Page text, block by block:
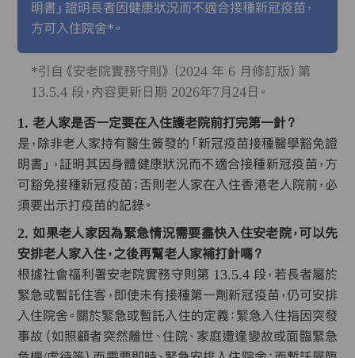
明書」證明長者因健康狀況而不適合接種新冠疫苗，
方可入住院舍*。
*引自《安老院實務守則》（2024 年 6 月修訂版）第
13.5.4 段，內容更新日期 2026年7月24日。
1. 老人家是否一定要在入住護老院前打完第一針？
是，除非老人家持有醫生簽發的「新冠疫苗接種醫學豁免證
明書」，証明其因身體健康狀況而不適合接種新冠疫苗，方
可豁免接種新冠疫苗；否則老人家在入住香港老人院前，必
須要出示打疫苗的記錄。
2. 如果老人家因為緊急情況需要盡快入住安老院，可以先
安排老人家入住，之後再幫老人家補打針嗎？
根據社會福利署安老院實務守則第 13.5.4 段，若長者屬於
緊急或暫託住客，即使未有接種第一劑新冠疫苗，仍可安排
入住院舍。關於緊急或暫託入住的定義：緊急入住指因突發
事故（如照顧者突然離世、住院、家庭遭逢變故或面臨緊急